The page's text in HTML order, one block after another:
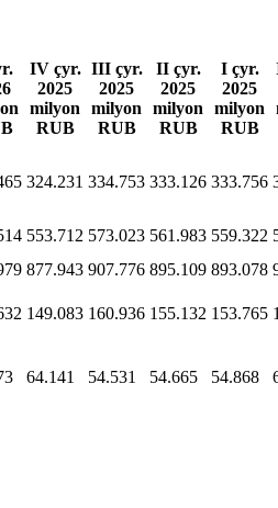
IV çyr.
2025
milyon
RUB
III çyr.
2025
milyon
RUB
II çyr.
2025
milyon
RUB
I çyr.
2025
milyon
RUB
324.231 334.753 333.126 333.756
553.712 573.023 561.983 559.322
877.943 907.776 895.109 893.078
149.083 160.936 155.132 153.765
64.141 54.531 54.665 54.868